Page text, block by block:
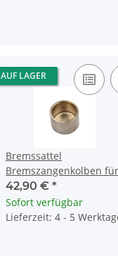
AUF LAGER
Bremssattel
Bremszangenkolben für
Yamaha FZR 600 TDM
VMX-12 3HE-W0057-50
42,90 € *
Sofort verfügbar
Lieferzeit: 4 - 5